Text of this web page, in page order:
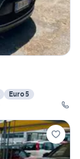
Euro 5